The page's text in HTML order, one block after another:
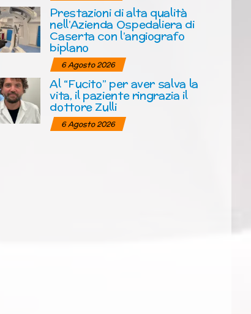
Prestazioni di alta qualità
nell’Azienda Ospedaliera di
Caserta con l’angiografo
biplano
6 Agosto 2026
Al “Fucito” per aver salva la
vita, il paziente ringrazia il
dottore Zulli
6 Agosto 2026